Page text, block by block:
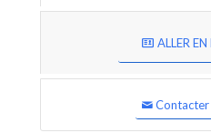
ALLER